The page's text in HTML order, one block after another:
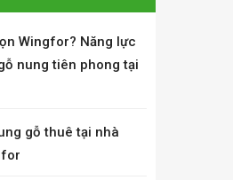
Wingfor? Năng lực
nung tiên phong tại
gỗ thuê tại nhà